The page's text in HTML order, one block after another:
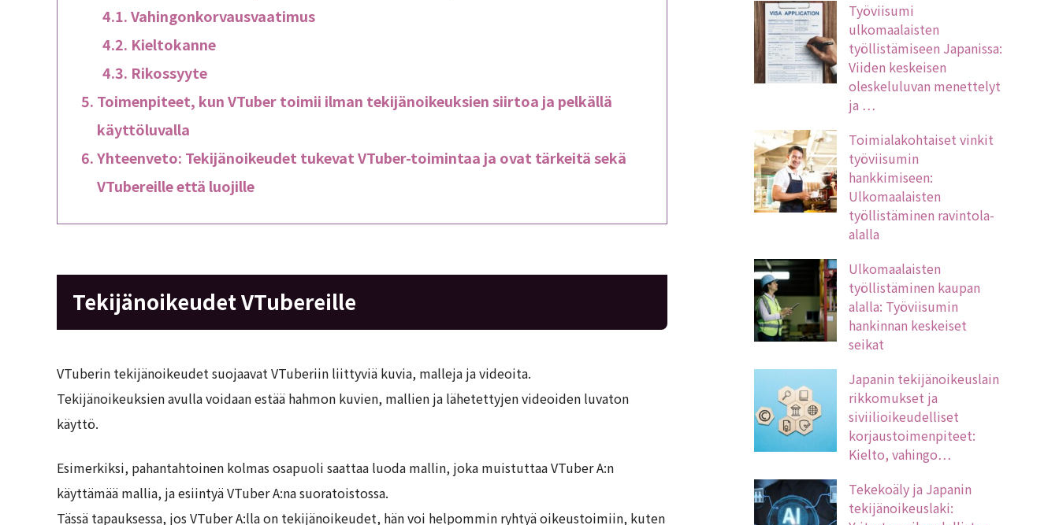
Vahingonkorvausvaatimus
Kieltokanne
Rikossyyte
Toimenpiteet, kun VTuber toimii ilman tekijänoikeuksien siirtoa ja pelkällä
käyttöluvalla
Yhteenveto: Tekijänoikeudet tukevat VTuber-toimintaa ja ovat tärkeitä sekä
VTubereille että luojille
Tekijänoikeudet VTubereille
VTuberin tekijänoikeudet suojaavat VTuberiin liittyviä kuvia, malleja ja videoita.
Tekijänoikeuksien avulla voidaan estää hahmon kuvien, mallien ja lähetettyjen videoiden luvaton
käyttö.
Esimerkiksi, pahantahtoinen kolmas osapuoli saattaa luoda mallin, joka muistuttaa VTuber A:n
käyttämää mallia, ja esiintyä VTuber A:na suoratoistossa.
Tässä tapauksessa, jos VTuber A:lla on tekijänoikeudet, hän voi helpommin ryhtyä oikeustoimiin, kuten
Työviisumi
ulkomaalaisten
työllistämiseen Japanissa:
Viiden keskeisen
oleskeluluvan menettelyt
ja …
Toimialakohtaiset vinkit
työviisumin
hankkimiseen:
Ulkomaalaisten
työllistäminen ravintola-
alalla
Ulkomaalaisten
työllistäminen kaupan
alalla: Työviisumin
hankinnan keskeiset
seikat
Japanin tekijänoikeuslain
rikkomukset ja
siviilioikeudelliset
korjaustoimenpiteet:
Kielto, vahingo…
Tekekoäly ja Japanin
tekijänoikeuslaki: